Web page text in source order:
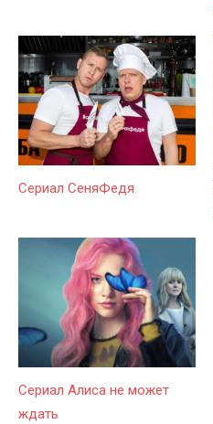
Сериал СеняФедя
Сериал Алиса не может
ждать